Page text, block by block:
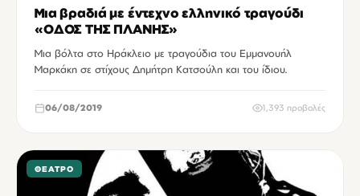
Μια βραδιά με έντεχνο ελληνικό τραγούδι
«ΟΔΟΣ ΤΗΣ ΠΛΑΝΗΣ»
Μια βόλτα στο Ηράκλειο με τραγούδια του Εμμανουήλ
Μαρκάκη σε στίχους Δημήτρη Κατσούλη και του ίδιου.
06/08/2019 1,393 προβολές
ΘΈΑΤΡΟ